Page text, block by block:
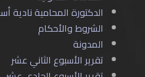
الدكتورة المحامية نادية
الشروط والأحكام
المدونة
تقرير الأسبوع الثاني عشر